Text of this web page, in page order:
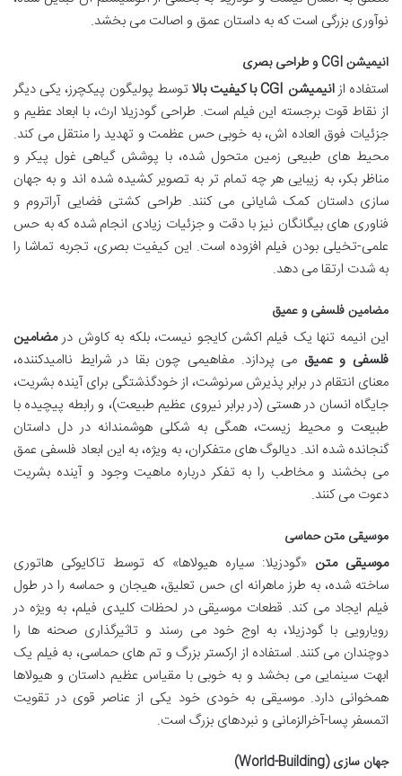
نوآوری بزرگی است که به داستان عمق و اصالت می بخشد.
انیمیشن CGI و طراحی بصری
استفاده ازانیمیشن CGI با کیفیت بالا
توسط پولیگون پیکچرز، یکی دیگر
از نقاط قوت برجسته این فیلم است. طراحی گودزیلا ارث، با ابعاد عظیم و
جزئیات فوق العاده اش، به خوبی حس عظمت و تهدید را منتقل می کند.
محیط های طبیعی زمین متحول شده، با پوشش گیاهی غول پیکر و
مناظر بکر، به زیبایی هر چه تمام تر به تصویر کشیده شده اند و به جهان
سازی داستان کمک شایانی می کنند. طراحی کشتی فضایی آراتروم و
فناوری های بیگانگان نیز با دقت و جزئیات زیادی انجام شده که به حس
علمی-تخیلی بودن فیلم افزوده است. این کیفیت بصری، تجربه تماشا را
به شدت ارتقا می دهد.
مضامین فلسفی و عمیق
این انیمه تنها یک فیلم اکشن کایجو نیست، بلکه به کاوش درمضامین
فلسفی و عمیق می پردازد. مفاهیمی چون بقا در شرایط ناامیدکننده،
معنای انتقام در برابر پذیرش سرنوشت، از خودگذشتگی برای آینده بشریت،
جایگاه انسان در هستی (در برابر نیروی عظیم طبیعت)، و رابطه پیچیده با
طبیعت و محیط زیست، همگی به شکلی هوشمندانه در دل داستان
گنجانده شده اند. دیالوگ های متفکران، به ویژه، به این ابعاد فلسفی عمق
می بخشند و مخاطب را به تفکر درباره ماهیت وجود و آینده بشریت
دعوت می کنند.
موسیقی متن حماسی
موسیقی متن «گودزیلا: سیاره هیولاها» که توسط تاکایوکی هاتوری
ساخته شده، به طرز ماهرانه ای حس تعلیق، هیجان و حماسه را در طول
فیلم ایجاد می کند. قطعات موسیقی در لحظات کلیدی فیلم، به ویژه در
رویارویی با گودزیلا، به اوج خود می رسند و تاثیرگذاری صحنه ها را
دوچندان می کنند. استفاده از ارکستر بزرگ و تم های حماسی، به فیلم یک
ابهت سینمایی می بخشد و به خوبی با مقیاس عظیم داستان و هیولاها
همخوانی دارد. موسیقی به خودی خود یکی از عناصر قوی در تقویت
اتمسفر پسا-آخرالزمانی و نبردهای بزرگ است.
جهان سازی (World-Building)